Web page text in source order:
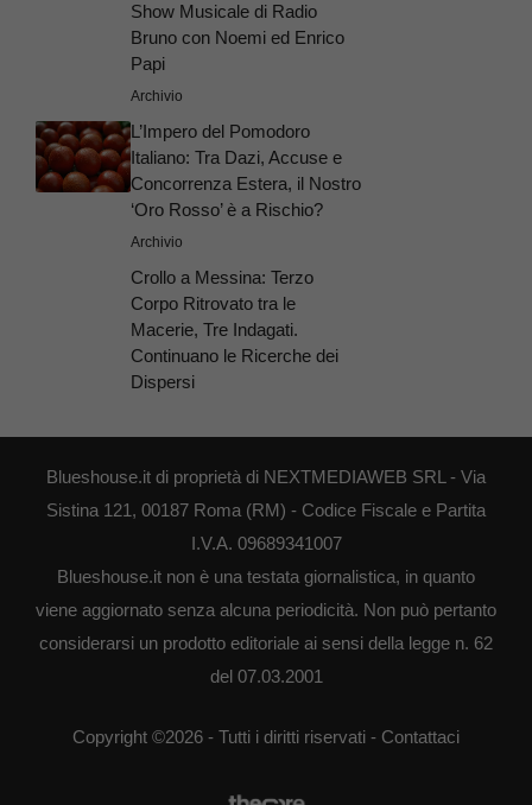
Show Musicale di Radio
Bruno con Noemi ed Enrico
Papi
Archivio
L’Impero del Pomodoro
Italiano: Tra Dazi, Accuse e
Concorrenza Estera, il Nostro
‘Oro Rosso’ è a Rischio?
Archivio
Crollo a Messina: Terzo
Corpo Ritrovato tra le
Macerie, Tre Indagati.
Continuano le Ricerche dei
Dispersi
Blueshouse.it di proprietà di NEXTMEDIAWEB SRL - Via
Sistina 121, 00187 Roma (RM) - Codice Fiscale e Partita
I.V.A. 09689341007
Blueshouse.it non è una testata giornalistica, in quanto
viene aggiornato senza alcuna periodicità. Non può pertanto
considerarsi un prodotto editoriale ai sensi della legge n. 62
del 07.03.2001
Copyright ©2026 - Tutti i diritti riservati - Contattaci